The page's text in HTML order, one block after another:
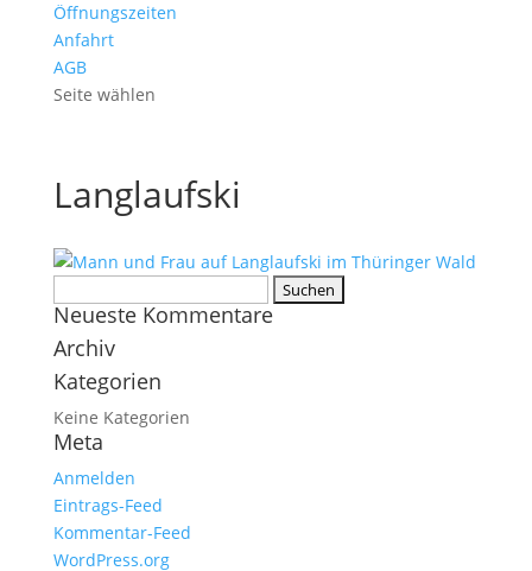
Öffnungszeiten
Anfahrt
AGB
Seite wählen
Langlaufski
nach:
Neueste Kommentare
Archiv
Kategorien
Keine Kategorien
Meta
Anmelden
Eintrags-Feed
Kommentar-Feed
WordPress.org